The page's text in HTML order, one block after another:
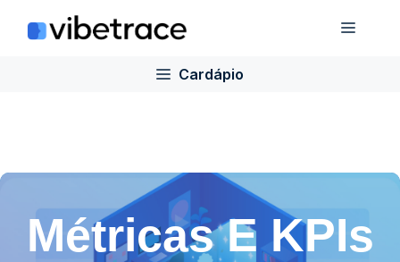
para
Cardápio
Métricas E KPIs